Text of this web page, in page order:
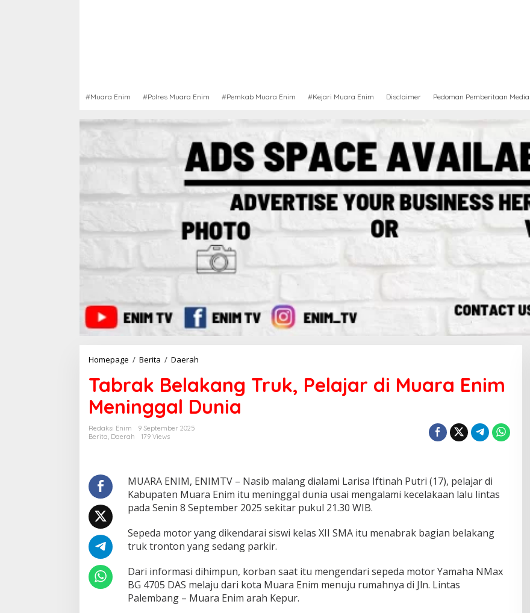
#Muara Enim #Polres Muara Enim #Pemkab Muara Enim #Kejari Muara Enim Disclaimer Pedoman Pemberitaan
Homepage / Berita / Daerah
b
r
a
k
a
g
T
u
k
e
l
a
Tabrak Belakang Truk, Pelajar di Muara Enim
Meninggal Dunia
Redaksi Enim
9 September 2025
Berita Daerah 179 Views
MUARA ENIM, ENIMTV – Nasib malang dialami Larisa Iftinah Putri (17), pelajar di
Kabupaten Muara Enim itu meninggal dunia usai mengalami kecelakaan lalu lintas
pada Senin 8 September 2025 sekitar pukul 21.30 WIB.
Sepeda motor yang dikendarai siswi kelas XII SMA itu menabrak bagian belakang
truk tronton yang sedang parkir.
Dari informasi dihimpun, korban saat itu mengendari sepeda motor Yamaha NMax
BG 4705 DAS melaju dari kota Muara Enim menuju rumahnya di Jln. Lintas
Palembang – Muara Enim arah Kepur.